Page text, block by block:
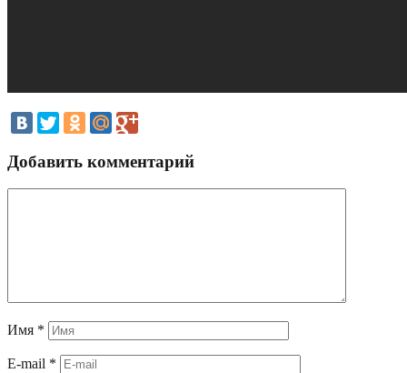
Добавить комментарий
Имя *
E-mail *